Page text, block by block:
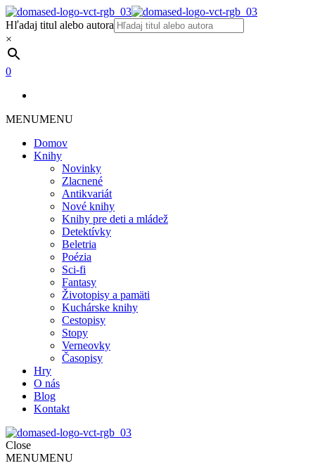
Hľadaj titul alebo autora
×
0
MENUMENU
Domov
Knihy
Novinky
Zlacnené
Antikvariát
Nové knihy
Knihy pre deti a mládež
Detektívky
Beletria
Poézia
Sci-fi
Fantasy
Životopisy a pamäti
Kuchárske knihy
Cestopisy
Stopy
Verneovky
Časopisy
Hry
O nás
Blog
Kontakt
Close
MENUMENU